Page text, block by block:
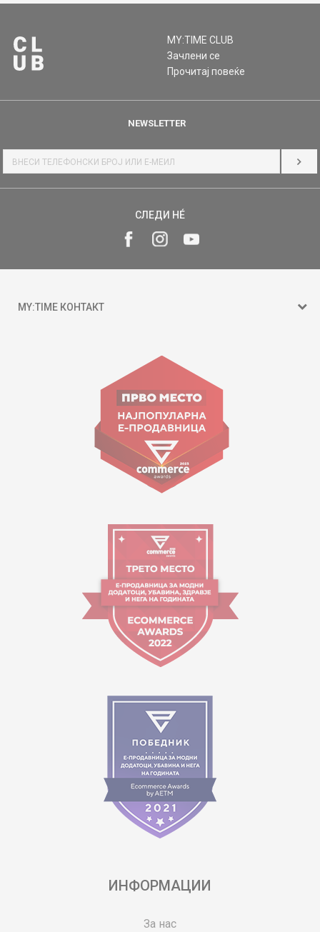
MY:TIME CLUB
Зачлени се
Прочитај повеќе
NEWSLETTER
СЛЕДИ НÉ
MY:TIME КОНТАКТ
ул. Гоце Николовски бр.74 Скопје
contact@mytime.mk
Работно време:
09:00 до 17:00
ИНФОРМАЦИИ
За нас